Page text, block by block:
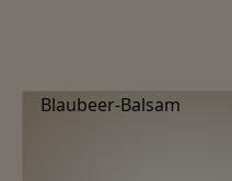
Produktgalerie